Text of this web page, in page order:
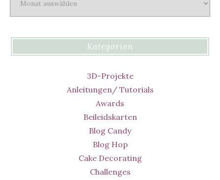
Kategorien
3D-Projekte
Anleitungen/ Tutorials
Awards
Beileidskarten
Blog Candy
Blog Hop
Cake Decorating
Challenges